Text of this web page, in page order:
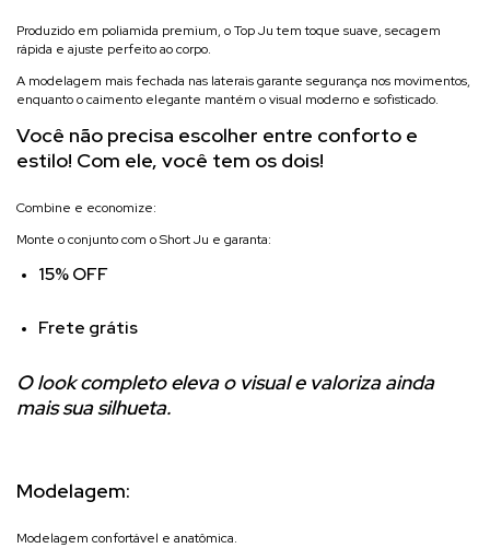
Produzido em poliamida premium, o Top Ju tem toque suave, secagem
rápida e ajuste perfeito ao corpo.
A modelagem mais fechada nas laterais garante segurança nos movimentos,
enquanto o caimento elegante mantém o visual moderno e sofisticado.
Você não precisa escolher entre conforto e
estilo! Com ele, você tem os dois!
Combine e economize:
Monte o conjunto com o Short Ju e garanta:
15% OFF
Frete grátis
O look completo eleva o visual e valoriza ainda
mais sua silhueta.
Modelagem:
Modelagem confortável e anatômica.